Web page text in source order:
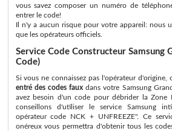
vous savez composer un numéro de
entrer le code!
Il n'y a aucun risque pour votre appareil: nous
que les opérateurs officiels.
Service Code Constructeur Samsung
Code)
Si vous ne connaissez pas l'opérateur d'origine,
entré des codes faux dans votre Samsung
avez besoin d'un code pour débrider la Zone
conseillons d'utiliser le service Samsung
opérateur code NCK + UNFREEZE". Ce
onéreux vous permettra d'obtenir tous les